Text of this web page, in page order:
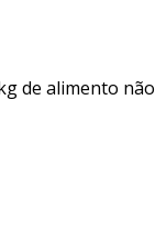
de alimento não